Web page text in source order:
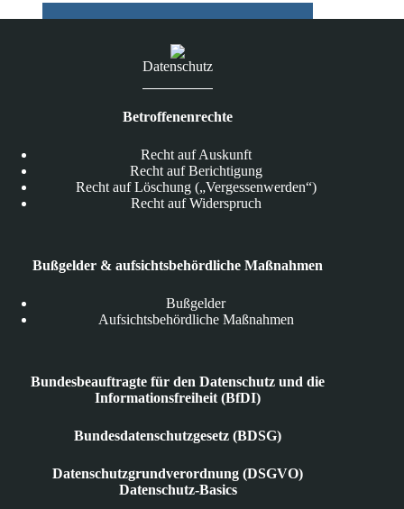
Datenschutz
Betroffenenrechte
Recht auf Auskunft
Recht auf Berichtigung
Recht auf Löschung („Vergessenwerden“)
Recht auf Widerspruch
Bußgelder & aufsichtsbehördliche Maßnahmen
Bußgelder
Aufsichtsbehördliche Maßnahmen
Bundesbeauftragte für den Datenschutz und die
Informationsfreiheit (BfDI)
Bundesdatenschutzgesetz (BDSG)
Datenschutzgrundverordnung (DSGVO)
Datenschutz-Basics